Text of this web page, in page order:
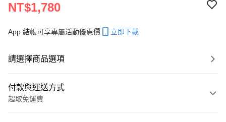
NT$1,780
App 結帳可享專屬活動優惠價 立即下載
請選擇商品選項
付款與運送方式
超取免運費